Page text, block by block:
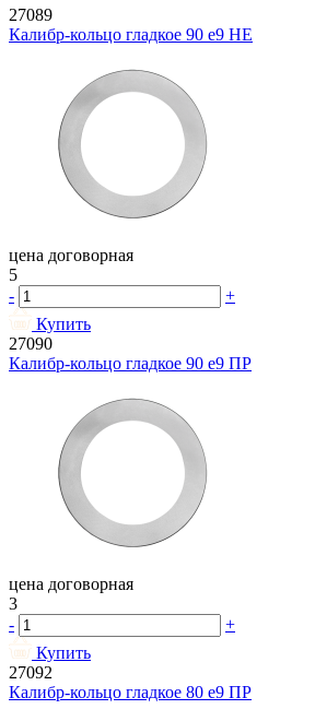
27089
Калибр-кольцо гладкое 90 e9 НЕ
цена договорная
5
-
+
Купить
27090
Калибр-кольцо гладкое 90 e9 ПР
цена договорная
3
-
+
Купить
27092
Калибр-кольцо гладкое 80 e9 ПР